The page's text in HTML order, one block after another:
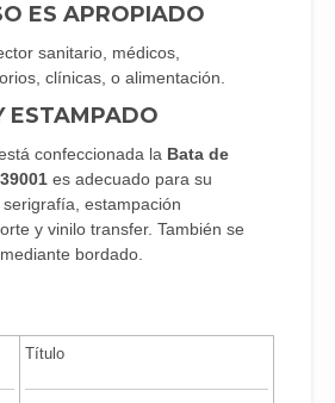
ES APROPIADO
sanitario, médicos,
clínicas, o alimentación.
ESTAMPADO
confeccionada la Bata de
es adecuado para su
estampación
y vinilo transfer. También se
bordado.
Título